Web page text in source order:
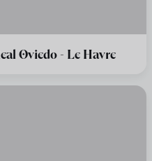
Oviedo - Le Havre